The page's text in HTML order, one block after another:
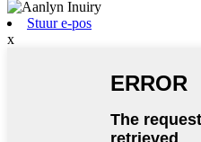
Stuur e-pos
x